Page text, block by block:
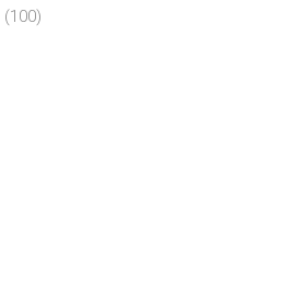
(100)